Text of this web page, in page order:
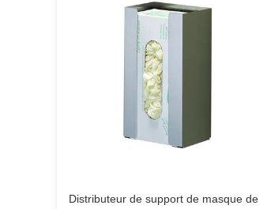
Distributeur de support de masque de